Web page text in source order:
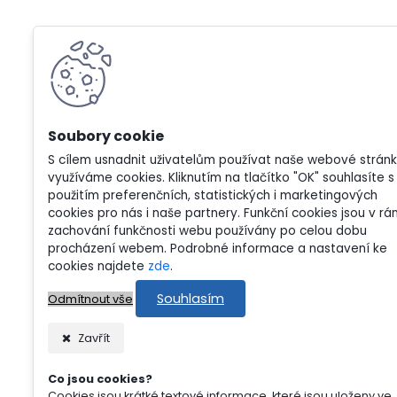
S cílem usnadnit uživatelům používat naše webové
využíváme cookies. Kliknutím na tlačítko "OK" souhlasíte s
použitím preferenčních, statistických i marketingových
cookies pro nás i naše partnery. Funkční cookies jsou v
zachování funkčnosti webu používány po celou dobu
procházení webem. Podrobné informace a nastavení ke
cookies najdete zde.
Odmítnout vše Souhlasím
Zavřít
Co jsou cookies?